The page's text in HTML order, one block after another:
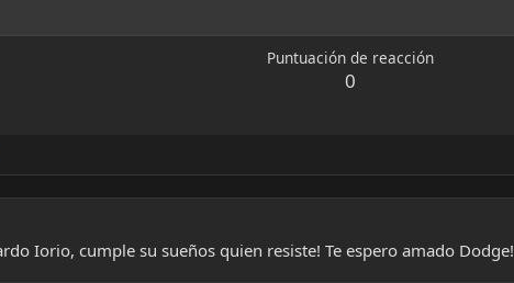
Puntuación de reacción
0
Iorio, cumple su sueños quien resiste! Te espero amado Dodge!